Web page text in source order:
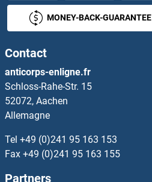
MONEY-BACK-GUARANTEE
Contact
anticorps-enligne.fr
Schloss-Rahe-Str. 15
52072, Aachen
Allemagne
Tel +49 (0)241 95 163 153
Fax +49 (0)241 95 163 155
Partners